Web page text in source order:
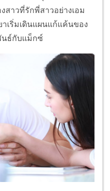
สาวที่รักพี่สาวอย่างเอม
เริ่มเดินแผนแก้แค้นของ
นธ์กับแม็กซ์